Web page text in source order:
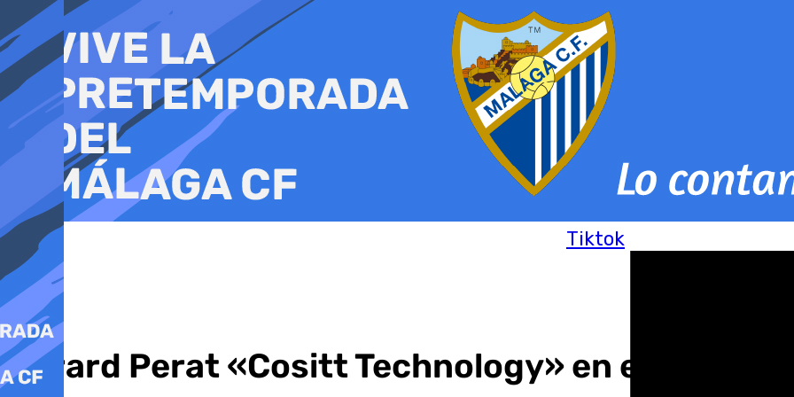
al
contenido
Tiktok
Gerard Perat «Cositt Technology» en el